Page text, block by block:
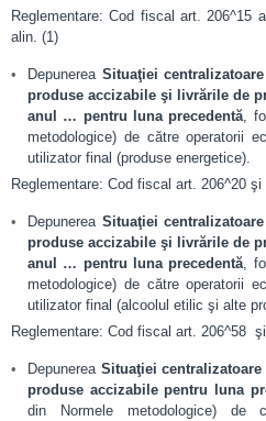
Reglementare: Cod fiscal art. 206^15
alin. (1)
Depunerea Situaţiei
produse accizabile şi livrările de
anul … pentru luna precedentă,
metodologice) de către operatorii
utilizator final (produse energetice).
Reglementare: Cod fiscal art. 206^20
Depunerea Situaţiei
produse accizabile şi livrările de
anul … pentru luna precedentă,
metodologice) de către operatorii
utilizator final (alcoolul etilic şi alte
Reglementare: Cod fiscal art. 206^58
Depunerea Situaţiei
produse accizabile pentru luna
din Normele metodologice) de